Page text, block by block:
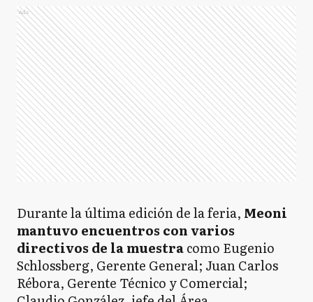
Ads
Durante la última edición de la feria, Meoni
mantuvo encuentros con varios
directivos de la muestracomo Eugenio
Schlossberg, Gerente General; Juan Carlos
Rébora, Gerente Técnico y Comercial;